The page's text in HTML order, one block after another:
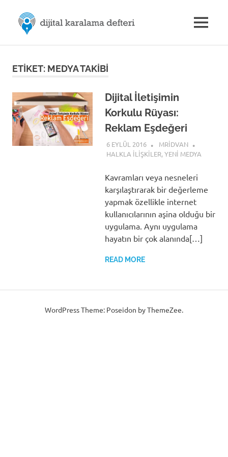
content
M.Rıdvan
ÖZDEMİR
Dijital
İletişim
MENU
ETIKET: MEDYA TAKIBI
Dijital İletişimin
Korkulu Rüyası:
Reklam Eşdeğeri
6 EYLÜL 2016
MRIDVAN
HALKLA İLIŞKILER,YENI MEDYA
Kavramları veya nesneleri
karşılaştırarak bir değerleme
yapmak özellikle internet
kullanıcılarının aşina olduğu bir
uygulama. Aynı uygulama
hayatın bir çok alanında[…]
READ MORE
WordPress Theme: Poseidon by ThemeZee.